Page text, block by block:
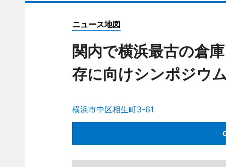
ニュース地図
関内で横浜最古の倉
存に向けシンポジウ
横浜市中区相生町3-61